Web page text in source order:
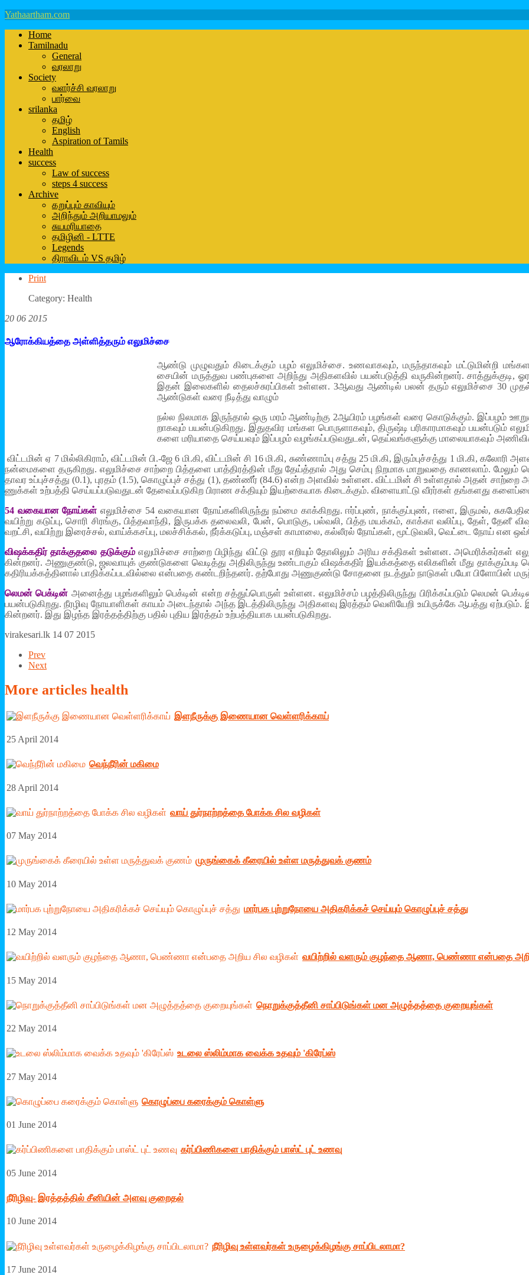
Yathaartham.com
Home
Tamilnadu
General
வரலாறு
Society
வளர்ச்சி வரலாறு
பார்வை
srilanka
தமிழ்
English
Aspiration of Tamils
Health
success
Law of success
steps 4 success
Archive
கறுப்பும் காவியும்
அறிந்தும் அறியாமலும்
சுயமரியாதை
தமிழினி - LTTE
Legends
திராவிடம் VS தமிழ்
Print
Category: Health
20 06 2015
ஆரோக்கியத்தை அள்ளித்தரும் எலுமிச்சை
ஆண்டு முழு­வதும் கிடைக்கும் பழம் எலு­மிச்சை. உண­வா­கவும், மருந்­தா­கவும் மட்­டு­மின்றி
சையின் மருத்­துவ பண்­பு­களை அறிந்து அதி­க­ளவில் பயன்­ப­டுத்தி வரு­கின்­றனர்.
இதன் இலை­களில் தைலச்­சு­ரப்­பிகள் உள்­ளன. 3ஆவது ஆண்டில் பலன் தரும் எலு­மிச்சை 30
ஆண்­டுகள் வரை நீடித்து வாழும்
நல்ல நில­மாக இருந்தால் ஒரு மரம் ஆண்­டிற்கு 2ஆயிரம் பழங்கள் வரை கொடுக்கும். இப்­பழம்
றா­கவும் பயன்­ப­டு­கி­றது. இது­த­விர மங்­கள பொரு­ளா­கவும், திருஷ்டி பரி­கா­ர­மா­கவும் பயன்­படும்
களை மரி­யாதை செய்­யவும் இப்­பழம் வழங்­கப்­ப­டு­வ­துடன், தெய்­வங்­க­ளுக்கு மாலை­யா­கவும்
விட்­டமின் ஏ 7 மில்­லி­கிராம், விட்­டமின் பி.-ஜே 6 மி.கி, விட்­டமின் சி 16 மி.கி, சுண்­ணாம்பு சத்து 25 மி.கி, இரும்­புச்­சத்து 1 மி.கி,
நன்­மை­களை தரு­கி­றது. எலு­மிச்சை சாற்றை பித்­தளை பாத்­தி­ரத்தின் மீது தேய்த்தால் அது செம்பு நிற­மாக மாறு­வதை காணலாம். மேலும்
தாவர உப்­புச்­சத்து (0.1), புரதம் (1.5), கொழுப்புச் சத்து (1), தண்ணீர் (84.6) என்ற அளவில் உள்­ளன. விட்­டமின் சி உள்­ளதால் அதன் சாற்றை
ணுக்கள் உற்­பத்தி செய்­யப்­ப­டு­வ­துடன் தேவைப்­ப­டு­கிற பிராண சக்­தியும் இயற்­கை­யாக கிடைக்கும். விளை­யாட்டு வீரர்கள் தங்­க­ளது களைப்பை
54 வகை­யான நோய்கள் எலு­மிச்சை 54 வகை­யான நோய்­க­ளி­லி­ருந்து நம்மை காக்­கி­றது. ஈர்ப்புண், நாக்­குப்புண், ஈளை, இருமல்,
வயிற்று கடுப்பு, சொரி சிரங்கு, பித்­த­வாந்தி, இரு­பக்க தலை­வலி, பேன், பொடுகு, பல்­வலி, பித்த மயக்கம், காக்கா வலிப்பு, தேள்,
வறட்சி, வயிற்று இரைச்சல், வாய்க்­க­சப்பு, மலச்­சிக்கல், நீர்க்­க­டுப்பு, மஞ்சள் காமாலை, கல்­லீரல் நோய்கள், மூட்­டு­வலி, வெட்டை நோய் என
விஷக்­கதிர் தாக்­கு­தலை தடுக்கும்எலு­மிச்சை சாற்றை பிழிந்து விட்டு தூர எறியும் தோலிலும் அரிய சக்­திகள் உள்­ளன. அமெ­ரிக்­கர்கள்
கின்­றனர். அணு­குண்டு, ஜல­வாயுக் குண்­டு­களை வெடித்து அதி­லி­ருந்து உண்­டாகும் விஷ­க்கதிர் இயக்­கத்தை எலி­களின் மீது
கதி­ரி­யக்­கத்­தினால் பாதிக்­கப்­ப­ட­வில்லை என்­பதை கண்­ட­றிந்­தனர். தற்­போது அணு­குண்டு சோதனை நடத்தும் நாடுகள் பயோ பிளோபின்
லெமன் பெக்டின் அனைத்து பழங்­க­ளிலும் பெக்டின் என்ற சத்­துப்­பொருள் உள்­ளன. எலு­மிச்சம் பழத்­தி­லி­ருந்து பிரிக்­கப்­படும் லெமன்
பயன்­ப­டு­கி­றது. நீர­ழிவு நோயா­ளிகள் காயம் அடைந்தால் அந்த இடத்­தி­லி­ருந்து அதி­க­ளவு இரத்தம் வெளி­யேறி உயி­ருக்கே ஆபத்து
கின்­றனர். இது இழந்த இரத்­தத்­திற்கு பதில் புதிய இரத்தம் உற்பத்தியாக பயன்படுகிறது.
virakesari.lk 14 07 2015
Prev
Next
More articles health
இளநீருக்கு இணையான வெள்ளரிக்காய்
25 April 2014
வெந்நீரின் மகிமை
28 April 2014
வாய் துர்நாற்றத்தை போக்க சில வழிகள்
07 May 2014
முருங்கைக் கீரையில் உள்ள மருத்துவக் குணம்
10 May 2014
மார்பக புற்றுநோயை அதிகரிக்கச் செய்யும் கொழுப்புச் சத்து
12 May 2014
வயிற்றில் வளரும் குழந்தை ஆணா, பெண்ணா என்பதை
15 May 2014
நொறுக்குத்தீனி சாப்பிடுங்கள் மன அழுத்தத்தை குறையுங்கள்
22 May 2014
உடலை ஸ்லிம்மாக வைக்க உதவும் 'கிரேப்ஸ்
27 May 2014
கொழுப்பை கரைக்கும் கொள்ளு
01 June 2014
கர்ப்பிணிகளை பாதிக்கும் பாஸ்ட் புட் உணவு
05 June 2014
நீரிழிவு- இரத்தத்தில் சீனியின் அளவு குறைதல்
10 June 2014
நீரிழிவு உள்ளவர்கள் உருழைக்கிழங்கு சாப்பிடலாமா?
17 June 2014